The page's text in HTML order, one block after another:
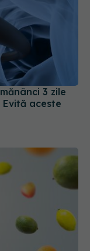
3 zile
aceste
și